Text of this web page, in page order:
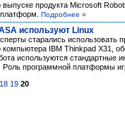
продукта Microsoft
Подробнее »
используют Linux
старались
компьютера IBM Thinkpad X31,
используются стандартные
программной платформы
18 19 20